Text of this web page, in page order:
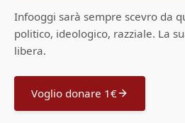
Infooggi sarà sempre scevro da
politico, ideologico, razziale. La
libera.
Voglio donare 1€